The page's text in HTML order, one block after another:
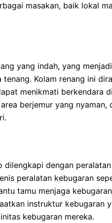
masakan, baik lokal
yang indah, yang
Kolam renang ini
menikmati berkendara
berjemur yang nyaman,
dilengkapi dengan
peralatan kebugaran
tamu menjaga
instruktur kebugaran
kebugaran mereka.